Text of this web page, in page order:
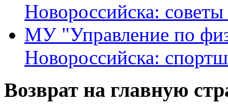
Новороссийска:
МУ "Управление по
Новороссийска:
Возврат на главную